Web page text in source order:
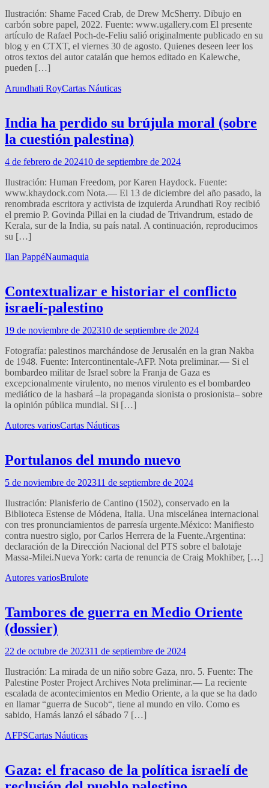
Ilustración: Shame Faced Crab, de Drew McSherry. Dibujo en
carbón sobre papel, 2022. Fuente: www.ugallery.com El presente
artículo de Rafael Poch-de-Feliu salió originalmente publicado en su
blog y en CTXT, el viernes 30 de agosto. Quienes deseen leer los
otros textos del autor catalán que hemos editado en Kalewche,
pueden […]
Arundhati RoyCartas Náuticas
India ha perdido su brújula moral (sobre
la cuestión palestina)
4 de febrero de 202410 de septiembre de 2024
Ilustración: Human Freedom, por Karen Haydock. Fuente:
www.khaydock.com Nota.— El 13 de diciembre del año pasado, la
renombrada escritora y activista de izquierda Arundhati Roy recibió
el premio P. Govinda Pillai en la ciudad de Trivandrum, estado de
Kerala, sur de la India, su país natal. A continuación, reproducimos
su […]
Ilan PappéNaumaquia
Contextualizar e historiar el conflicto
israelí-palestino
19 de noviembre de 202310 de septiembre de 2024
Fotografía: palestinos marchándose de Jerusalén en la gran Nakba
de 1948. Fuente: Intercontinentale-AFP. Nota preliminar.— Si el
bombardeo militar de Israel sobre la Franja de Gaza es
excepcionalmente virulento, no menos virulento es el bombardeo
mediático de la hasbará –la propaganda sionista o prosionista– sobre
la opinión pública mundial. Si […]
Autores variosCartas Náuticas
Portulanos del mundo nuevo
5 de noviembre de 202311 de septiembre de 2024
Ilustración: Planisferio de Cantino (1502), conservado en la
Biblioteca Estense de Módena, Italia. Una miscelánea internacional
con tres pronunciamientos de parresía urgente.México: Manifiesto
contra nuestro siglo, por Carlos Herrera de la Fuente.Argentina:
declaración de la Dirección Nacional del PTS sobre el balotaje
Massa-Milei.Nueva York: carta de renuncia de Craig Mokhiber, […]
Autores variosBrulote
Tambores de guerra en Medio Oriente
(dossier)
22 de octubre de 202311 de septiembre de 2024
Ilustración: La mirada de un niño sobre Gaza, nro. 5. Fuente: The
Palestine Poster Project Archives Nota preliminar.— La reciente
escalada de acontecimientos en Medio Oriente, a la que se ha dado
en llamar “guerra de Sucob“, tiene al mundo en vilo. Como es
sabido, Hamás lanzó el sábado 7 […]
AFPSCartas Náuticas
Gaza: el fracaso de la política israelí de